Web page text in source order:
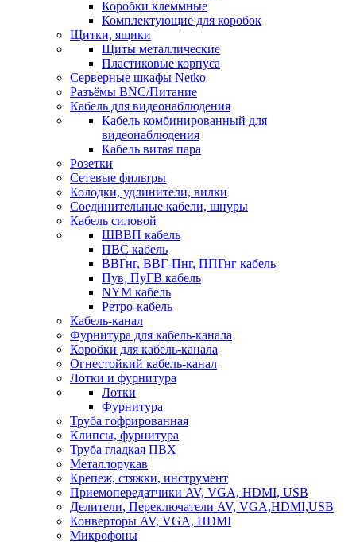
Коробки клеммные
Комплектующие для коробок
Щитки, ящики
Щиты металлические
Пластиковые корпуса
Серверные шкафы Netko
Разъёмы BNC/Питание
Кабель для видеонаблюдения
Кабель комбинированный для
видеонаблюдения
Кабель витая пара
Розетки
Сетевые фильтры
Колодки, удлинители, вилки
Соединительные кабели, шнуры
Кабель силовой
ШВВП кабель
ПВС кабель
ВВГнг, ВВГ-Пнг, ППГнг кабель
Пув, ПуГВ кабель
NYM кабель
Ретро-кабель
Кабель-канал
Фурнитура для кабель-канала
Коробки для кабель-канала
Огнестойкий кабель-канал
Лотки и фурнитура
Лотки
Фурнитура
Труба гофрированная
Клипсы, фурнитура
Труба гладкая ПВХ
Металлорукав
Крепеж, стяжки, инструмент
Приемопередатчики AV, VGA, HDMI, USB
Делители, Переключатели AV, VGA,HDMI,USB
Конверторы AV, VGA, HDMI
Микрофоны